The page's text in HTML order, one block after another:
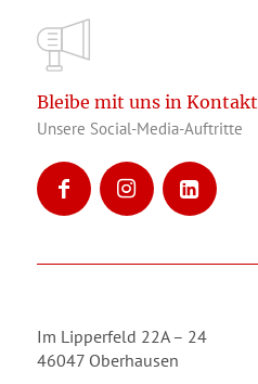
Bleibe mit uns in Kontakt
Unsere Social-Media-Auftritte
Im Lipperfeld 22A – 24
46047 Oberhausen